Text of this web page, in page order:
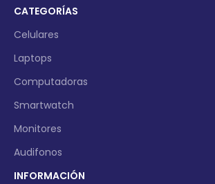
CATEGORÍAS
Celulares
Laptops
Computadoras
Smartwatch
Monitores
Audifonos
INFORMACIÓN